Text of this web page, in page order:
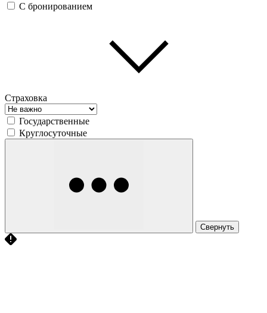
С бронированием
Страховка
Государственные
Круглосуточные
Свернуть